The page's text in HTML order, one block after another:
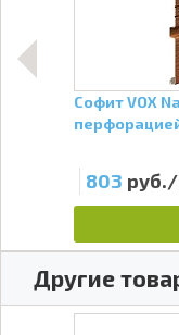
Софит VOX
803
Другие